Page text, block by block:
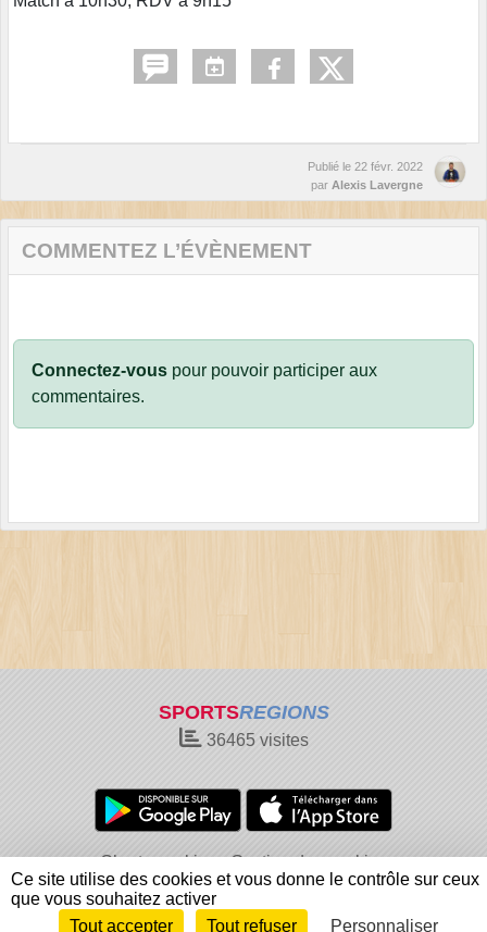
Publié le 22 févr. 2022
par Alexis Lavergne
COMMENTEZ L’ÉVÈNEMENT
Connectez-vous pour pouvoir participer aux
commentaires.
SPORTSREGIONS
36465visites
Charte cookies
Gestion des cookies
Informations légales
Signaler un contenu inapproprié
Envie de participer ? Connexion
Ce site utilise des cookies et vous donne le contrôle sur ceux
que vous souhaitez activer
Tout accepter
Tout refuser Personnaliser